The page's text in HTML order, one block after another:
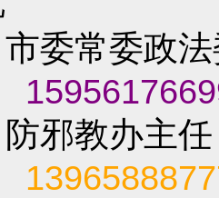
常委政法
邪教